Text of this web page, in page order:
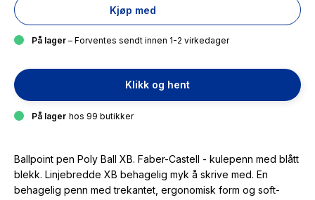
Kjøp med
På lager – Forventes sendt innen 1-2 virkedager
Klikk og hent
På lager hos 99 butikker
Ballpoint pen Poly Ball XB. Faber-Castell - kulepenn med blått
blekk. Linjebredde XB behagelig myk å skrive med. En
behagelig penn med trekantet, ergonomisk form og soft-